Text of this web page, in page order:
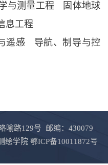
与测量工程
固体地球
息工程
遥感
导航、制导与控
喻路129号 邮编：430079
绘学院 鄂ICP备10011872号